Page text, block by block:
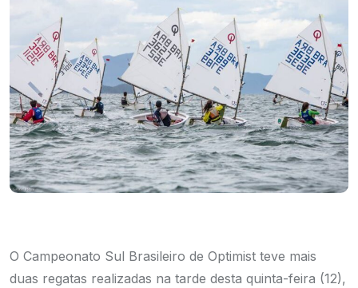
O Campeonato Sul Brasileiro de Optimist teve mais
duas regatas realizadas na tarde desta quinta-feira (12),